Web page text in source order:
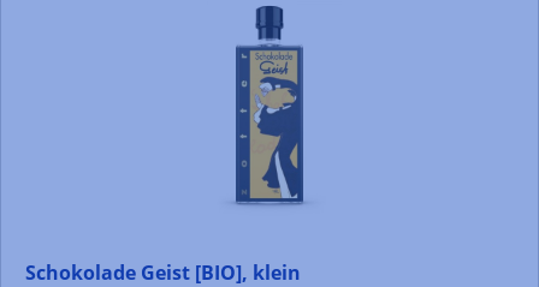
Schokolade Geist [BIO], klein